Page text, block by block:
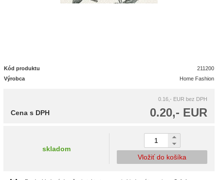
Kód produktu
211200
Výrobca
Home Fashion
0.16,- EUR bez DPH
0.20,- EUR
Cena s DPH
skladom
Vložiť do košíka